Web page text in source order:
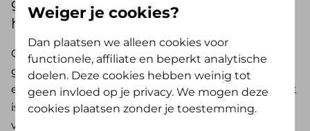
geven aan dat ze van de leidinggevende
hiervoor veel begrip ontvangen.
Ook de overheid heeft een aantal maatregelen
genomen die het mantelzorgers mogelijk maakt in
een bepaalde periode minder te werken. Daarnaast
is het mogelijk om de zorg over te laten nemen
voor een beperkte periode zodat de mantelzorger
Weiger je cookies?
Dan plaatsen we alleen cookies voor
functionele, affiliate en beperkt analytische
doelen. Deze cookies hebben weinig tot
geen invloed op je privacy. We mogen deze
cookies plaatsen zonder je toestemming.